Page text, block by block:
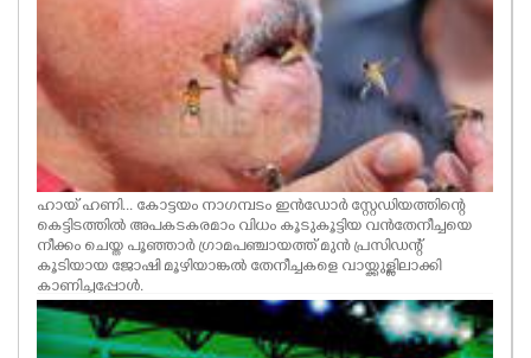
ഹായ് ഹണി... കോട്ടയം നാഗമ്പടം ഇൻഡോർ സ്റ്റേഡിയത്തിന്റെ
കെട്ടിടത്തിൽ അപകടകരമാം വിധം കൂടുകൂട്ടിയ വൻതേനീച്ചയെ
നീക്കം ചെയ്ത പൂഞ്ഞാർ ഗ്രാമപഞ്ചായത്ത് മുൻ പ്രസിഡന്റ്
കൂടിയായ ജോഷി മൂഴിയാങ്കൽ തേനീച്ചകളെ വായ്ക്കുള്ളിലാക്കി
കാണിച്ചപ്പോൾ.